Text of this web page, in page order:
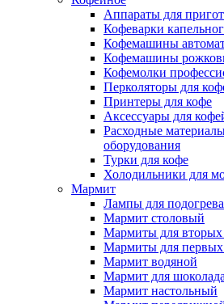
Аппараты для
Кофеварки
Кофемашины
Кофемашины
Кофемолки
Перколяторы для
Принтеры для кофе
Аксессуары для
Расходные
оборудования
Турки для кофе
Холодильники для
Мармит
Лампы для
Мармит столовый
Мармиты для
Мармиты для
Мармит водяной
Мармит для шоколада
Мармит настольный